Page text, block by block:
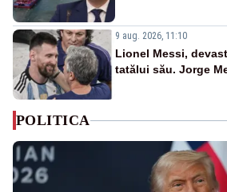
9 aug. 2026, 11:10
Lionel Messi,
tatălui său. Jorge
POLITICA